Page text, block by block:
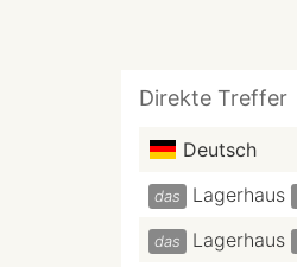
Direkte Treffer
Deutsch
das Lagerhaus
das Lagerhaus